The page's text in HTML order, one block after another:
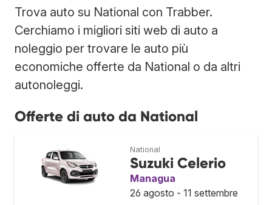
Trova auto su National con Trabber.
Cerchiamo i migliori siti web di auto a
noleggio per trovare le auto più
economiche offerte da National o da altri
autonoleggi.
Offerte di auto da National
National
Suzuki Celerio
Managua
26 agosto - 11 settembre